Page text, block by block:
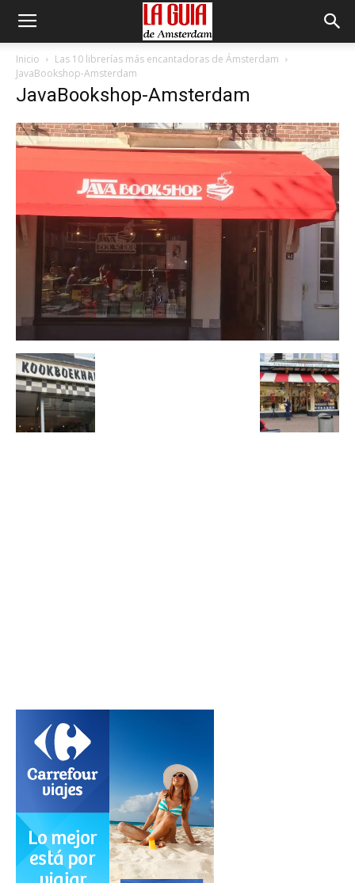
Inicio
Las 10 librerías más encantadoras de Ámsterdam
JavaBookshop-Amsterdam
JavaBookshop-Amsterdam